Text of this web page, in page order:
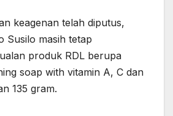
keagenan telah diputus,
Susilo masih tetap
produk RDL berupa
soap with vitamin A, C dan
135 gram.